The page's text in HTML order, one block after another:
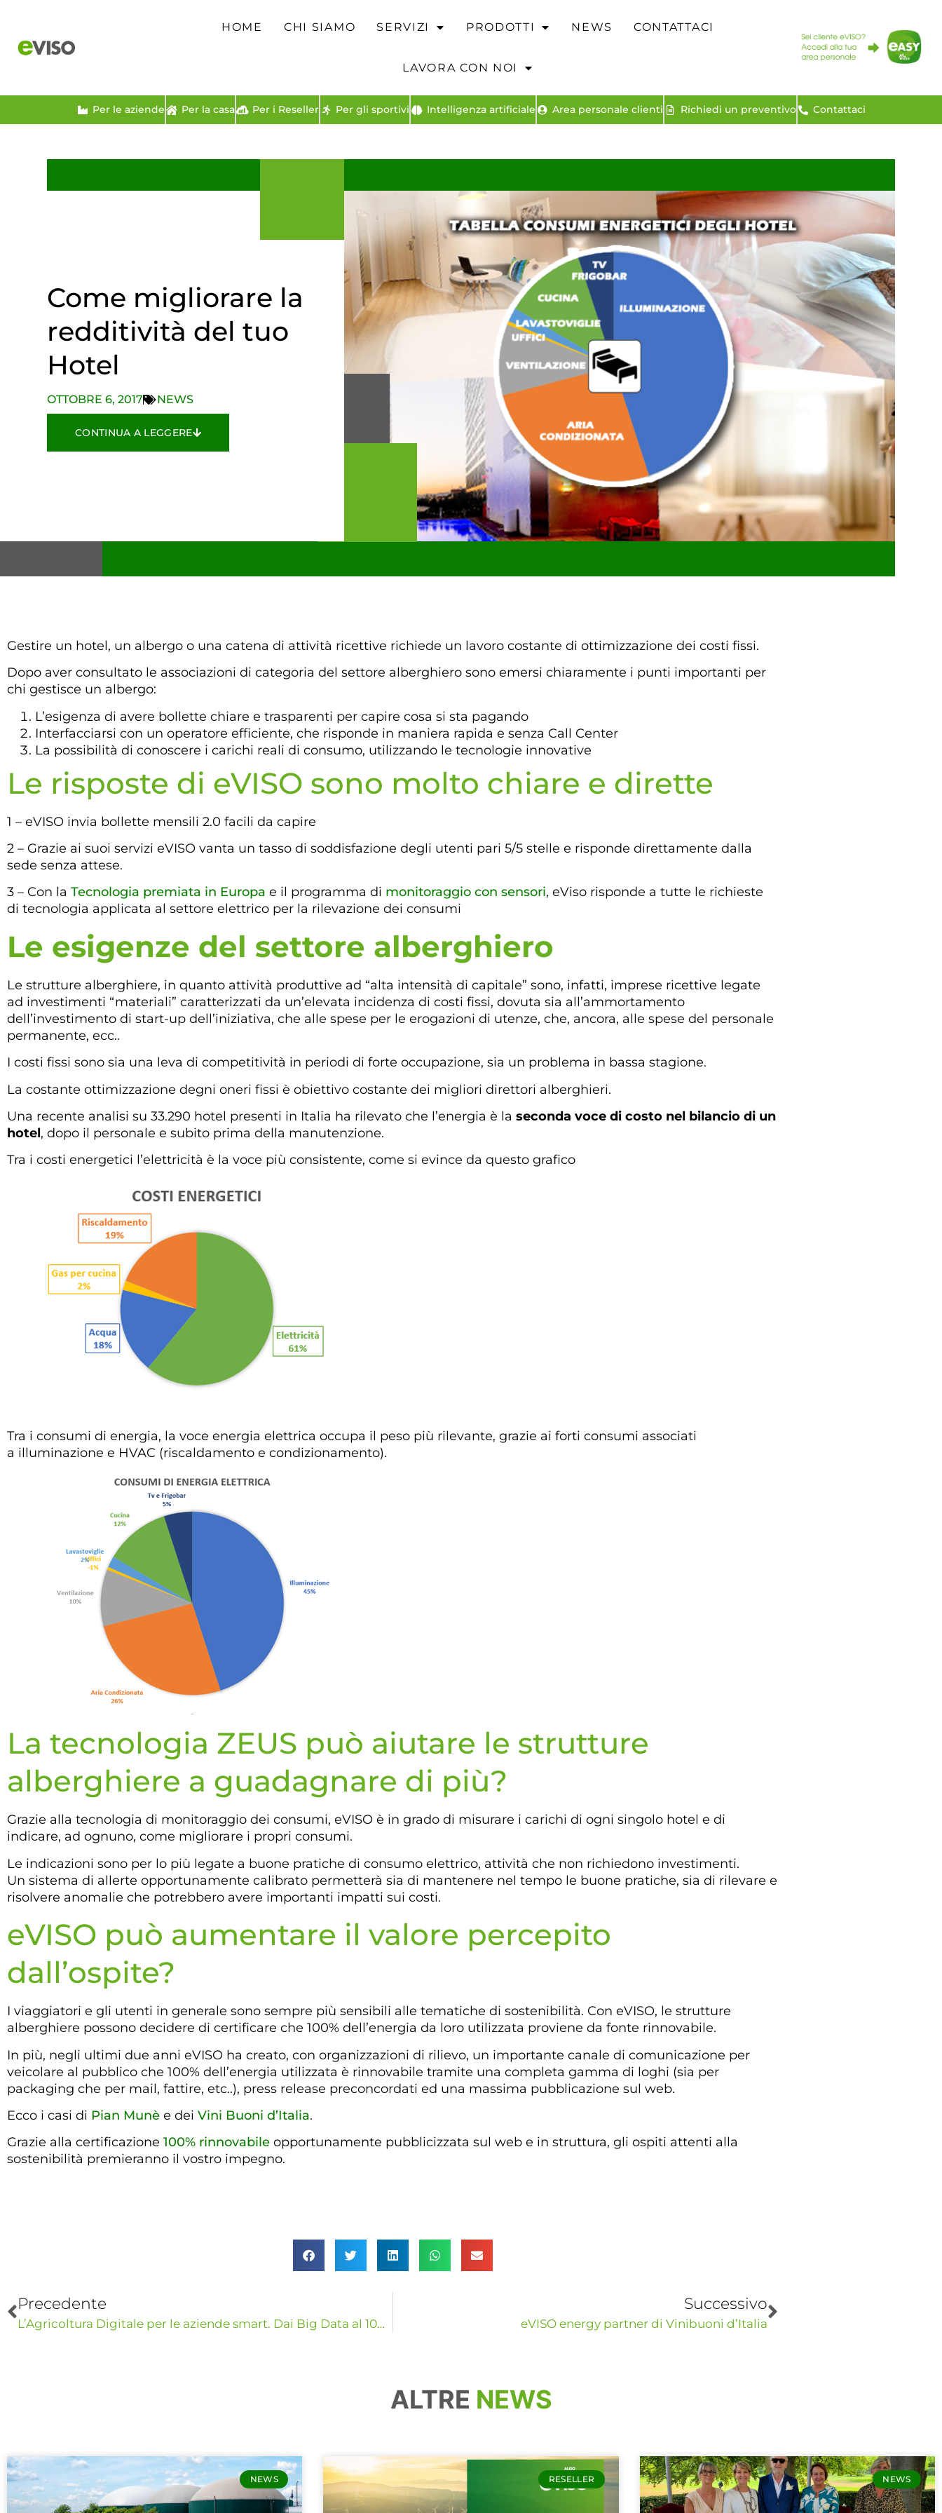
HOME CHI SIAMO SERVIZI PRODOTTI NEWS CONTATTACI
LAVORA CON NOI
Per le aziende Per la casa Per i Reseller Per gli sportivi Intelligenza artificiale Area personale clienti Richiedi un preventivo Contattaci
Come migliorare la
redditività del tuo
Hotel
OTTOBRE 6, 2017 NEWS
CONTINUA A LEGGERE
Gestire un hotel, un albergo o una catena di attività ricettive richiede un lavoro costante di ottimizzazione dei costi fissi.
Dopo aver consultato le associazioni di categoria del settore alberghiero sono emersi chiaramente i punti importanti per
chi gestisce un albergo:
L’esigenza di avere bollette chiare e trasparenti per capire cosa si sta pagando
Interfacciarsi con un operatore efficiente, che risponde in maniera rapida e senza Call Center
La possibilità di conoscere i carichi reali di consumo, utilizzando le tecnologie innovative
Le risposte di eVISO sono molto chiare e dirette
1 – eVISO invia bollette mensili 2.0 facili da capire
2 – Grazie ai suoi servizi eVISO vanta un tasso di soddisfazione degli utenti pari 5/5 stelle e risponde direttamente dalla
sede senza attese.
3 – Con la Tecnologia premiata in Europa e il programma di monitoraggio con sensori, eViso risponde a tutte le richieste
di tecnologia applicata al settore elettrico per la rilevazione dei consumi
Le esigenze del settore alberghiero
Le strutture alberghiere, in quanto attività produttive ad “alta intensità di capitale” sono, infatti, imprese ricettive legate
ad investimenti “materiali” caratterizzati da un’elevata incidenza di costi fissi, dovuta sia all’ammortamento
dell’investimento di start-up dell’iniziativa, che alle spese per le erogazioni di utenze, che, ancora, alle spese del personale
permanente, ecc..
I costi fissi sono sia una leva di competitività in periodi di forte occupazione, sia un problema in bassa stagione.
La costante ottimizzazione degni oneri fissi è obiettivo costante dei migliori direttori alberghieri.
Una recente analisi su 33.290 hotel presenti in Italia ha rilevato che l’energia è la seconda voce di costo nel bilancio di un
hotel, dopo il personale e subito prima della manutenzione.
Tra i costi energetici l’elettricità è la voce più consistente, come si evince da questo grafico
Tra i consumi di energia, la voce energia elettrica occupa il peso più rilevante, grazie ai forti consumi associati
a illuminazione e HVAC (riscaldamento e condizionamento).
La tecnologia ZEUS può aiutare le strutture
alberghiere a guadagnare di più?
Grazie alla tecnologia di monitoraggio dei consumi, eVISO è in grado di misurare i carichi di ogni singolo hotel e di
indicare, ad ognuno, come migliorare i propri consumi.
Le indicazioni sono per lo più legate a buone pratiche di consumo elettrico, attività che non richiedono investimenti.
Un sistema di allerte opportunamente calibrato permetterà sia di mantenere nel tempo le buone pratiche, sia di rilevare e
risolvere anomalie che potrebbero avere importanti impatti sui costi.
eVISO può aumentare il valore percepito
dall’ospite?
I viaggiatori e gli utenti in generale sono sempre più sensibili alle tematiche di sostenibilità. Con eVISO, le strutture
alberghiere possono decidere di certificare che 100% dell’energia da loro utilizzata proviene da fonte rinnovabile.
In più, negli ultimi due anni eVISO ha creato, con organizzazioni di rilievo, un importante canale di comunicazione per
veicolare al pubblico che 100% dell’energia utilizzata è rinnovabile tramite una completa gamma di loghi (sia per
packaging che per mail, fattire, etc..), press release preconcordati ed una massima pubblicazione sul web.
Ecco i casi di Pian Munè e dei Vini Buoni d’Italia.
Grazie alla certificazione 100% rinnovabile opportunamente pubblicizzata sul web e in struttura, gli ospiti attenti alla
sostenibilità premieranno il vostro impegno.
Precedente
L’Agricoltura Digitale per le aziende smart. Dai Big Data al 100 percento Rinnovabile
Successivo
eVISO energy partner di Vinibuoni d’Italia
ALTRE NEWS
NEWS RESELLER NEWS